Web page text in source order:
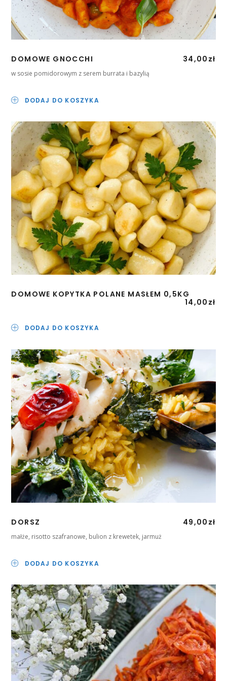
DOMOWE GNOCCHI 34,00 zł
w sosie pomidorowym z serem burrata i bazylią
DODAJ DO KOSZYKA
DOMOWE KOPYTKA POLANE MASŁEM 0,5KG
14,00 zł
DODAJ DO KOSZYKA
DORSZ 49,00 zł
małże, risotto szafranowe, bulion z krewetek, jarmuż
DODAJ DO KOSZYKA